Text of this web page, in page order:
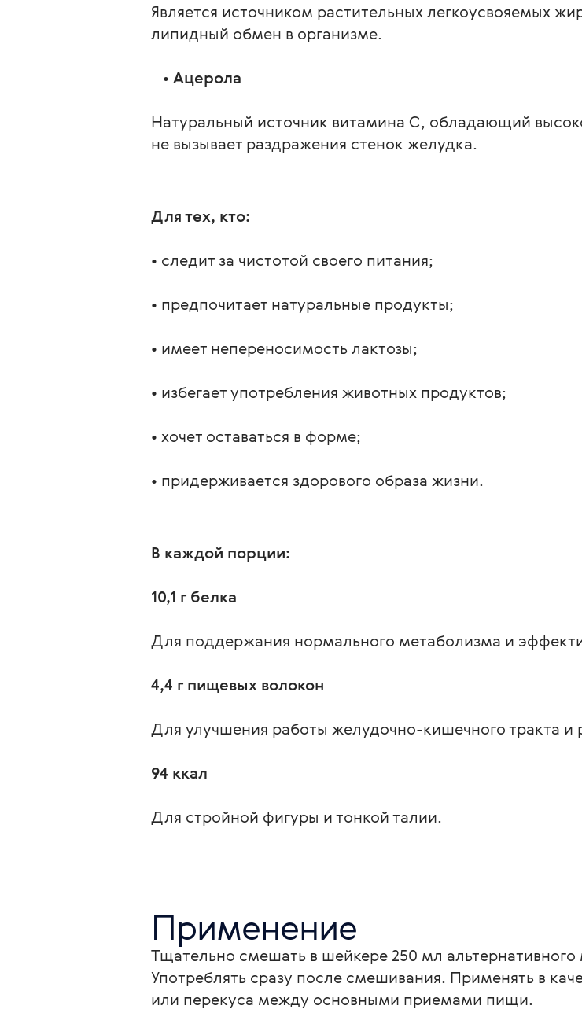
Является источником растительных легкоусвояемых
липидный обмен в организме.
• Ацерола
Натуральный источник витамина С, обладающий
не вызывает раздражения стенок желудка.
Для тех, кто:
• следит за чистотой своего питания;
• предпочитает натуральные продукты;
• имеет непереносимость лактозы;
• избегает употребления животных продуктов;
• хочет оставаться в форме;
• придерживается здорового образа жизни.
В каждой порции:
10,1 г белка
Для поддержания нормального метаболизма и
4,4 г пищевых волокон
Для улучшения работы желудочно-кишечного тракта
94 ккал
Для стройной фигуры и тонкой талии.
Применение
Тщательно смешать в шейкере 250 мл
Употреблять сразу после смешивания. Применять в
или перекуса между основными приемами пищи.